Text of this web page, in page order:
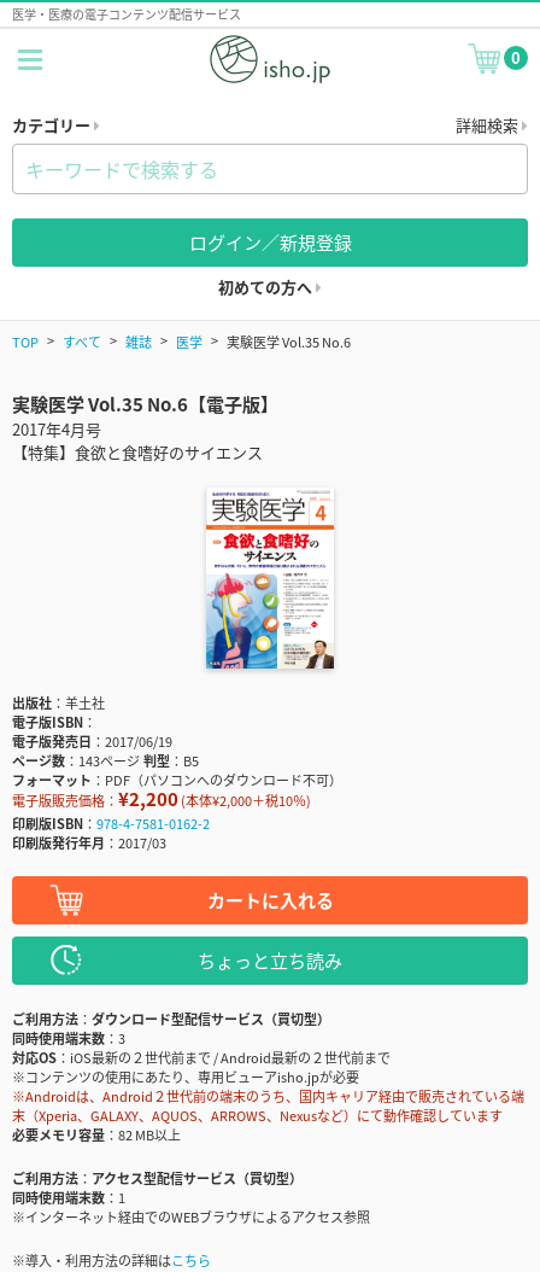
医学・医療の電子コンテンツ配信サービス
0
カテゴリー 詳細検索
ログイン／新規登録
初めての方へ
TOP すべて 雑誌 医学 実験医学 Vol.35 No.6
実験医学 Vol.35 No.6【電子版】
2017年4月号
【特集】食欲と食嗜好のサイエンス
出版社
羊土社
電子版ISBN
電子版発売日
2017/06/19
ページ数
143ページ判型
B5
フォーマット
PDF（パソコンへのダウンロード不可）
電子版販売価格： ¥2,200(本体¥2,000＋税10％)
印刷版ISBN
978-4-7581-0162-2
印刷版発行年月
2017/03
カートに入れる
ちょっと立ち読み
ご利用方法
ダウンロード型配信サービス（買切型）
同時使用端末数
3
対応OS
iOS最新の２世代前まで / Android最新の２世代前まで
※コンテンツの使用にあたり、専用ビューアisho.jpが必要
※Androidは、Android２世代前の端末のうち、国内キャリア経由で販売されている端
末（Xperia、GALAXY、AQUOS、ARROWS、Nexusなど）にて動作確認しています
必要メモリ容量
82 MB以上
ご利用方法
アクセス型配信サービス（買切型）
同時使用端末数
1
※インターネット経由でのWEBブラウザによるアクセス参照
※導入・利用方法の詳細はこちら